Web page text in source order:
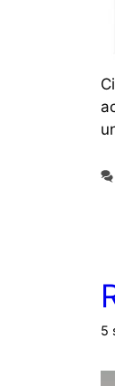
5